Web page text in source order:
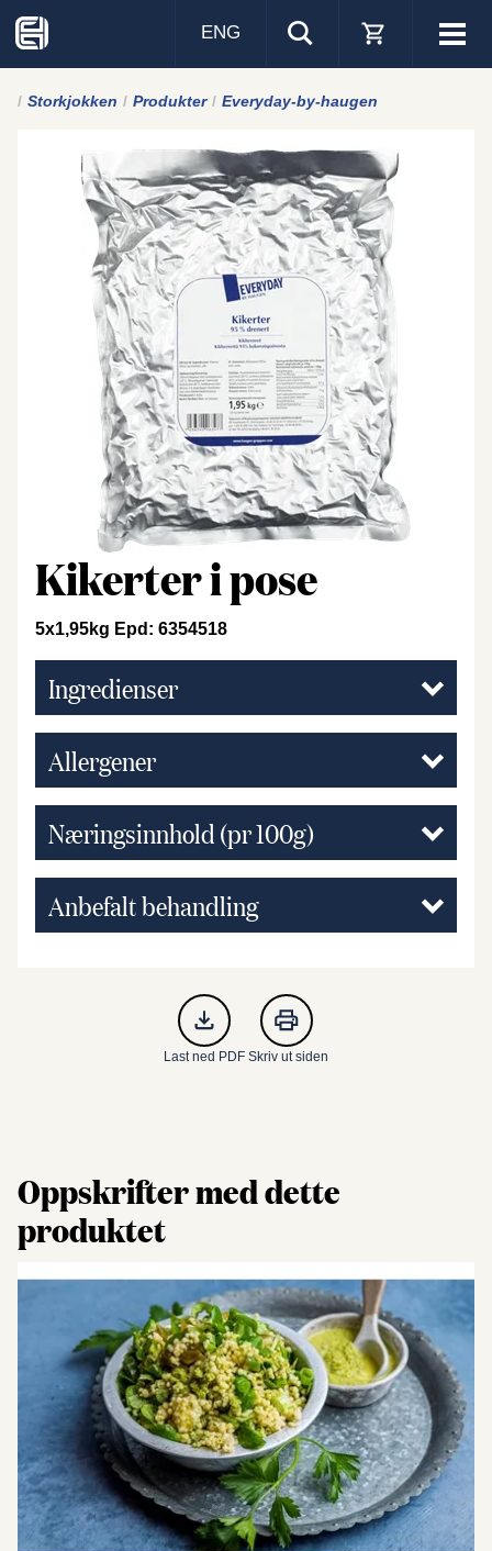
Visa
ENG
Storkjokken Produkter Everyday-by-haugen
Kikerter i pose
5x1,95kg Epd: 6354518
Ingredienser
Allergener
Næringsinnhold (pr 100g)
Anbefalt behandling
Last ned PDF Skriv ut siden
Oppskrifter med dette
produktet